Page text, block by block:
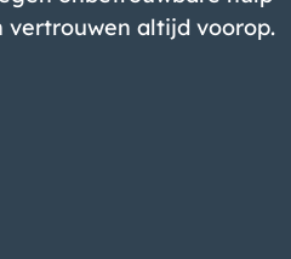
altijd voorop.